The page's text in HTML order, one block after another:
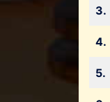
3.
4.
5.